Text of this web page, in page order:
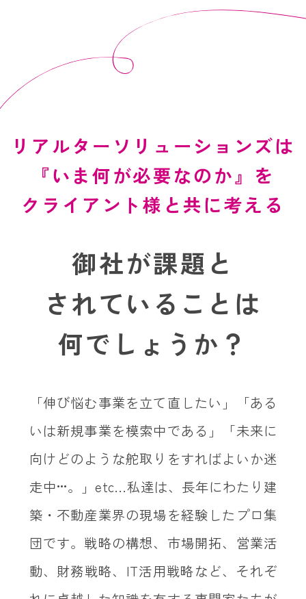
リアルターソリューションズは
『いま何が必要なのか』を
クライアント様と共に考える
御社が課題と
されていることは
何でしょうか？
「伸び悩む事業を立て直したい」「ある
いは新規事業を模索中である」「未来に
向けどのような舵取りをすればよいか迷
走中•••。」etc…私達は、長年にわたり建
築・不動産業界の現場を経験したプロ集
団です。戦略の構想、市場開拓、営業活
動、財務戦略、IT活用戦略など、それぞ